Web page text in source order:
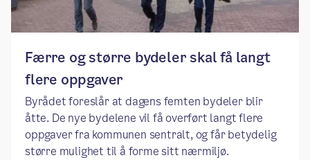
​​Færre og større bydeler skal få langt
flere oppgaver​
Byrådet foreslår at dagens femten bydeler blir
åtte. De nye bydelene vil få overført langt flere
oppgaver fra kommunen sentralt, og får betydelig
større mulighet til å forme sitt nærmiljø. ​​​​